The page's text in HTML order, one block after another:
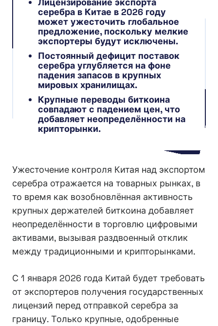
Лицензирование экспорта
серебра в Китае в 2026 году
может ужесточить глобальное
предложение, поскольку мелкие
экспортеры будут исключены.
Постоянный дефицит поставок
серебра углубляется на фоне
падения запасов в крупных
мировых хранилищах.
Крупные переводы биткоина
совпадают с падением цен, что
добавляет неопределённости на
крипторынки.
Ужесточение контроля Китая над экспортом
серебра отражается на товарных рынках, в
то время как возобновлённая активность
крупных держателей биткоина добавляет
неопределённости в торговлю цифровыми
активами, вызывая раздвоенный отклик
между традиционными и крипторынками.
С 1 января 2026 года Китай будет требовать
от экспортеров получения государственных
лицензий перед отправкой серебра за
границу. Только крупные, одобренные